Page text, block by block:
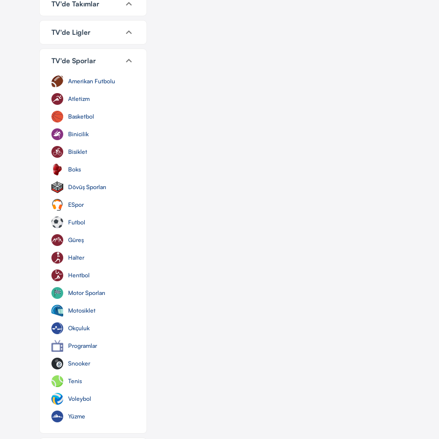
TV'de Takımlar keyboard_arrow_down
TV'de Ligler keyboard_arrow_down
TV'de Sporlar keyboard_arrow_down
Amerikan Futbolu
Atletizm
Basketbol
Binicilik
Bisiklet
Boks
Dövüş Sporları
ESpor
Futbol
Güreş
Halter
Hentbol
Motor Sporları
Motosiklet
Okçuluk
Programlar
Snooker
Tenis
Voleybol
Yüzme